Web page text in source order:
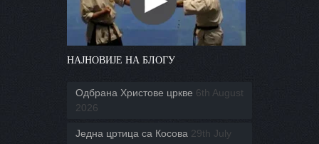
НАЈНОВИЈЕ НА БЛОГУ
Одбрана Христове цркве 6th August
2026
Једна цртица са Косова 29th July